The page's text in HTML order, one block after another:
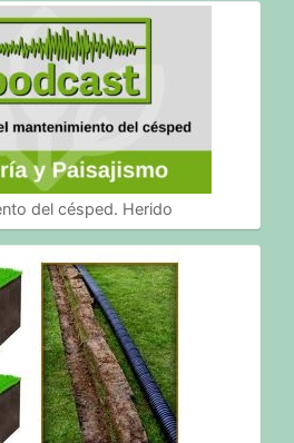
del césped. Herido